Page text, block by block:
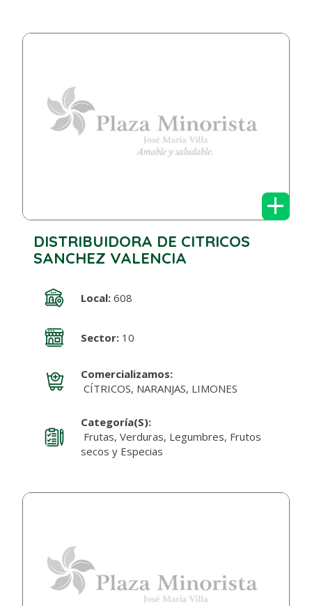
+
DISTRIBUIDORA DE CITRICOS
SANCHEZ VALENCIA
Local:608
Sector:10
Comercializamos:
CÍTRICOS, NARANJAS, LIMONES
Categoría(s):
Frutas, Verduras, Legumbres, Frutos
secos y Especias